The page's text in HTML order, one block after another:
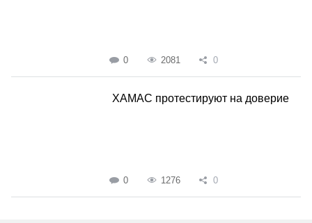
0 2081 0
ХАМАС протестируют на доверие
0 1276 0